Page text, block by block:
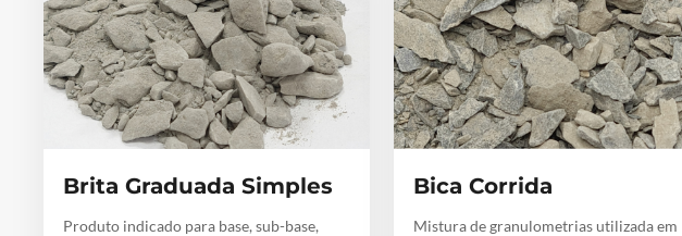
Brita Graduada Simples
Produto indicado para base, sub-base,
Bica Corrida
Mistura de granulometrias utilizada em